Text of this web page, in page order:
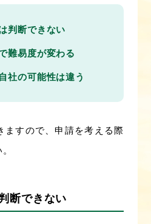
判断できない
難易度が変わる
社の可能性は違う
ますので、申請を考える際
断できない